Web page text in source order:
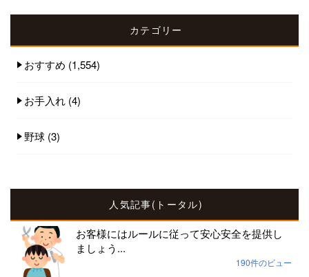
カテゴリー
おすすめ (1,554)
お手入れ (4)
野球 (3)
人気記事(トータル)
お客様にはルールに従って安心安全を提供し
ましょう...
190件のビュー